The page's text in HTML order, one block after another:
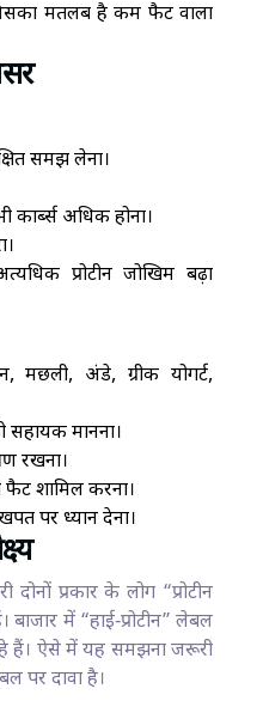
मतलब है कम फैट वाला
समझ लेना।
कार्ब्स अधिक होना।
प्रोटीन जोखिम बढ़ा
मछली, अंडे, ग्रीक योगर्ट,
सहायक मानना।
रखना।
फैट शामिल करना।
पर ध्यान देना।
दोनों प्रकार के लोग “प्रोटीन
में “हाई‑प्रोटीन” लेबल
हैं। ऐसे में यह समझना जरूरी
पर दावा है।